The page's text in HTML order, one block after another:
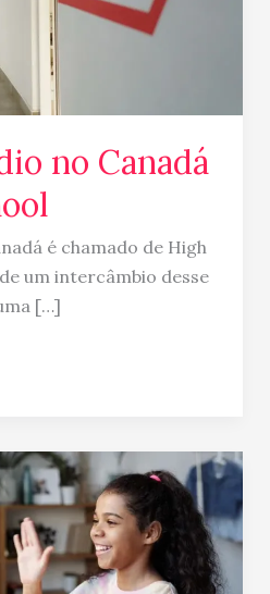
no Canadá
é chamado de High
um intercâmbio desse
[…]